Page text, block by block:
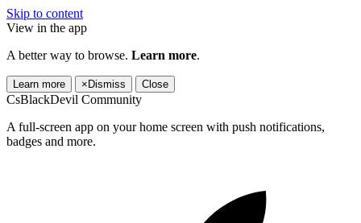
Skip to content
View in the app
A better way to browse. Learn more.
Learn more × Dismiss Close
CsBlackDevil Community
A full-screen app on your home screen with push notifications,
badges and more.